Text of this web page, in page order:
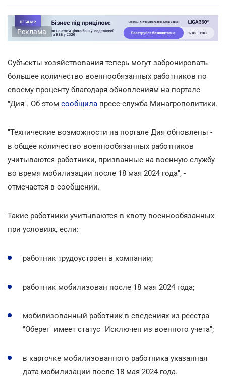
Реклама
Субъекты хозяйствования теперь могут забронировать
большее количество военнообязанных работников по
своему проценту благодаря обновлениям на портале
"Дия". Об этом сообщила пресс-служба Минагрополитики.
"Технические возможности на портале Дия обновлены -
в общее количество военнообязанных работников
учитываются работники, призванные на военную службу
во время мобилизации после 18 мая 2024 года", -
отмечается в сообщении.
Такие работники учитываются в квоту военнообязанных
при условиях, если:
работник трудоустроен в компании;
работник мобилизован после 18 мая 2024 года;
мобилизованный работник в сведениях из реестра
"Оберег" имеет статус "Исключен из военного учета";
в карточке мобилизованного работника указанная
дата мобилизации после 18 мая 2024 года.